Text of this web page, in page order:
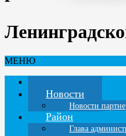
МЕНЮ
Новости
Новости
Район
Глава